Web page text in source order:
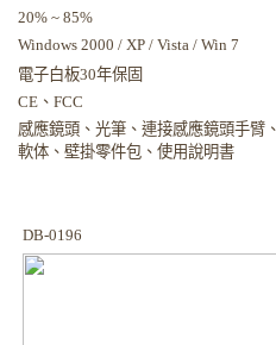
20% ~ 85%
Windows 2000 / XP / Vista / Win 7
電子白板30年保固
CE、FCC
感應鏡頭、光筆、連接感應鏡頭手臂
軟体、壁掛零件包、使用說明書
DB-0196